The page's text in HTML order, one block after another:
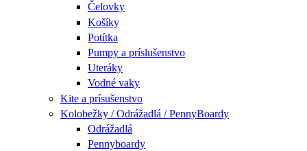
Čelovky
Košíky
Potítka
Pumpy a príslušenstvo
Uteráky
Vodné vaky
Kite a prísušenstvo
Kolobežky / Odrážadlá / PennyBoardy
Odrážadlá
Pennyboardy